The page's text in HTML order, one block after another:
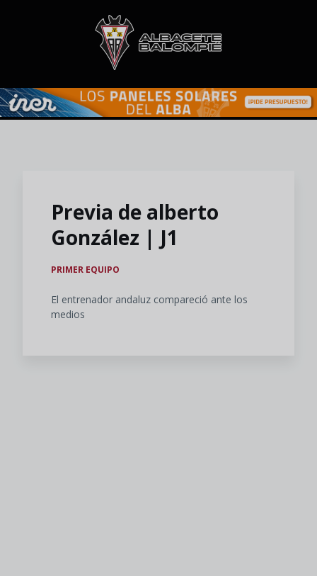
Skip to main content
Previa de alberto
González | J1
PRIMER EQUIPO
El entrenador andaluz compareció ante los
medios